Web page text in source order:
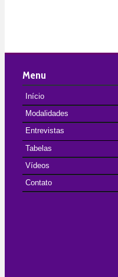
Menu
Início
Modalidades
Entrevistas
Tabelas
Vídeos
Contato